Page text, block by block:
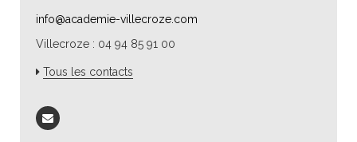
info@academie-villecroze.com
Villecroze : 04 94 85 91 00
Tous les contacts